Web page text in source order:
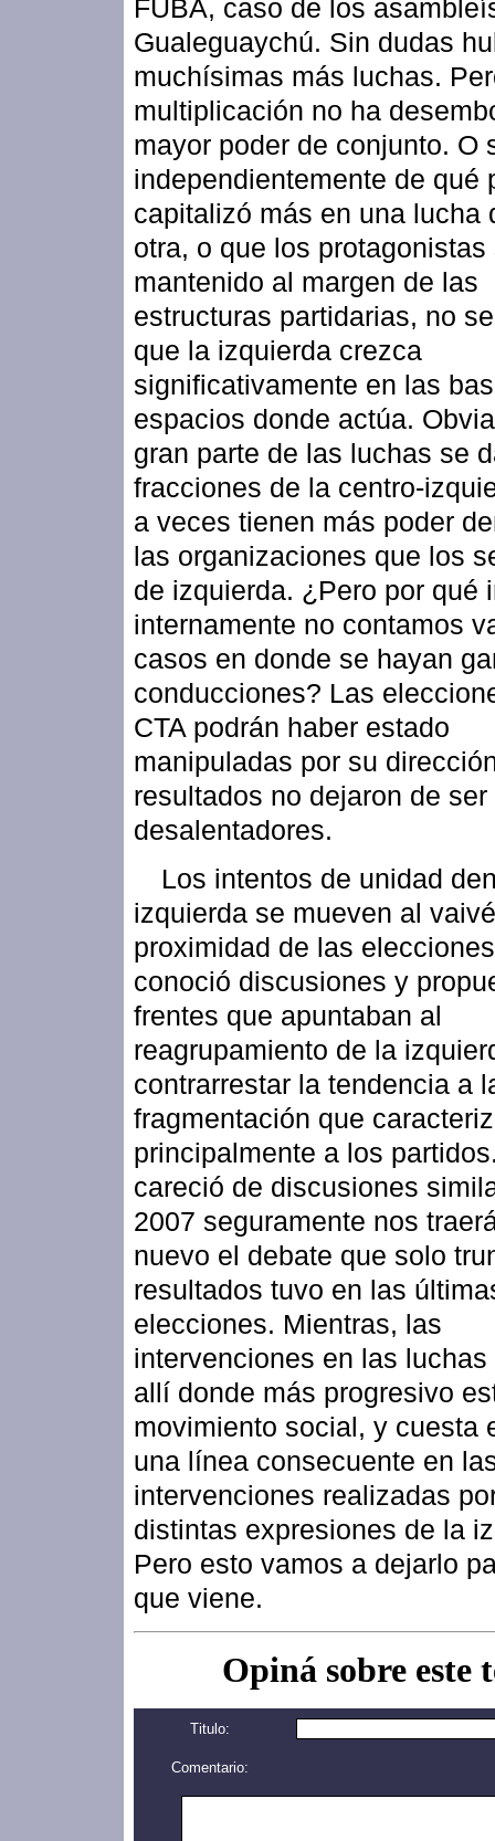
FUBA, caso de los
Gualeguaychú. Sin dudas
muchísimas más luchas.
multiplicación no ha
mayor poder de conjunto. O
independientemente de qué
capitalizó más en una lucha
otra, o que los protagonistas
mantenido al margen de las
estructuras partidarias, no
que la izquierda crezca
significativamente en las
espacios donde actúa.
gran parte de las luchas se
fracciones de la centro-
a veces tienen más poder
las organizaciones que los
de izquierda. ¿Pero por qué
internamente no contamos
casos en donde se hayan
conducciones? Las
CTA podrán haber estado
manipuladas por su
resultados no dejaron de ser
desalentadores.
Los intentos de unidad
izquierda se mueven al
proximidad de las
conoció discusiones y
frentes que apuntaban al
reagrupamiento de la
contrarrestar la tendencia a
fragmentación que
principalmente a los
careció de discusiones
2007 seguramente nos
nuevo el debate que solo
resultados tuvo en las
elecciones. Mientras, las
intervenciones en las
allí donde más progresivo
movimiento social, y cuesta
una línea consecuente en
intervenciones realizadas
distintas expresiones de la
Pero esto vamos a dejarlo
que viene.
Opiná sobre este
Titulo:
Comentario: